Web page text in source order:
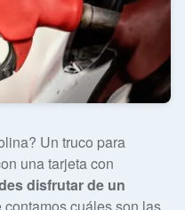
Un truco para
una tarjeta con
disfrutar de un